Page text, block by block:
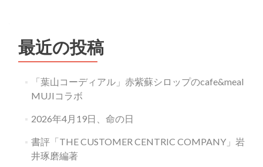
最近の投稿
「葉山コーディアル」赤紫蘇シロップのcafe&meal
MUJIコラボ
2026年4月19日、命の日
書評「THE CUSTOMER CENTRIC COMPANY」岩
井琢磨編著